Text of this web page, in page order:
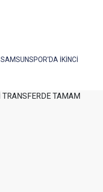
SAMSUNSPOR'DA İKİNCİ